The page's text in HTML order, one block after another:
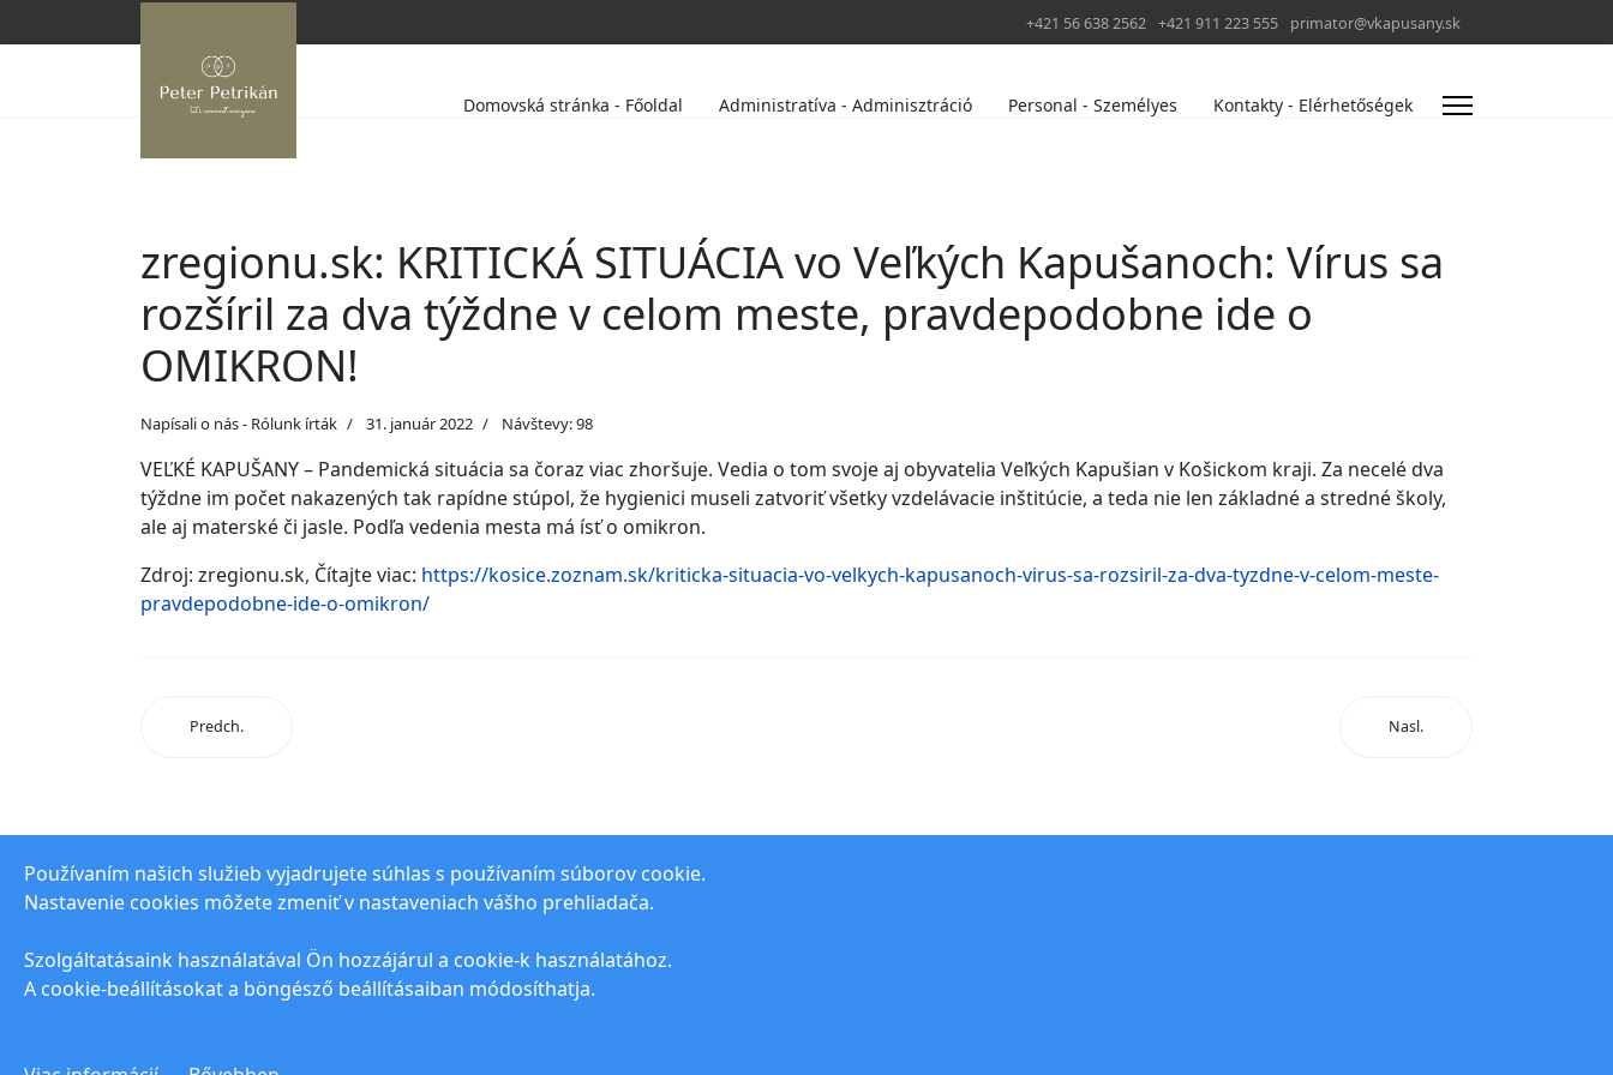
+421 56 638 2562 +421 911 223 555 primator@vkapusany.sk
Domovská stránka - Főoldal Administratíva - Adminisztráció Personal - Személyes Kontakty - Elérhetőségek
zregionu.sk: KRITICKÁ SITUÁCIA vo Veľkých Kapušanoch: Vírus sa
rozšíril za dva týždne v celom meste, pravdepodobne ide o
OMIKRON!
Napísali o nás - Rólunk írták 31. január 2022 Návštevy: 98
VEĽKÉ KAPUŠANY – Pandemická situácia sa čoraz viac zhoršuje. Vedia o tom svoje aj obyvatelia Veľkých Kapušian v Košickom kraji. Za necelé dva
týždne im počet nakazených tak rapídne stúpol, že hygienici museli zatvoriť všetky vzdelávacie inštitúcie, a teda nie len základné a stredné školy,
ale aj materské či jasle. Podľa vedenia mesta má ísť o omikron.
Zdroj: zregionu.sk, Čítajte viac: https://kosice.zoznam.sk/kriticka-situacia-vo-velkych-kapusanoch-virus-sa-rozsiril-za-dva-tyzdne-v-celom-meste-
pravdepodobne-ide-o-omikron/
Predch. Nasl.
Používaním našich služieb vyjadrujete súhlas s používaním súborov cookie.
Nastavenie cookies môžete zmeniť v nastaveniach vášho prehliadača.
Szolgáltatásaink használatával Ön hozzájárul a cookie-k használatához.
A cookie-beállításokat a böngésző beállításaiban módosíthatja.